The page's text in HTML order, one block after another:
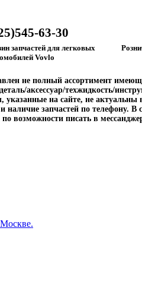
63-30
запчастей для легковых
Vovlo
не полный ассортимент
аксессуар/техжидкость/
указанные на сайте, не актуальны
наличие запчастей по телефону.
по возможности писать в